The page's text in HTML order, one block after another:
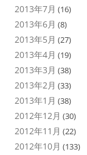
2013年7月 (16)
2013年6月 (8)
2013年5月 (27)
2013年4月 (19)
2013年3月 (38)
2013年2月 (33)
2013年1月 (38)
2012年12月 (30)
2012年11月 (22)
2012年10月 (133)